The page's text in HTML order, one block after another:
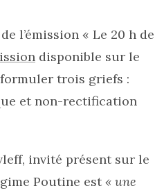
l’émission « Le 20 h de
disponible sur le
trois griefs :
et non-rectification
invité présent sur le
Poutine est« une